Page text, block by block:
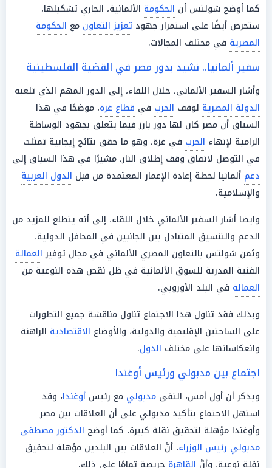
كما أوضح شولتس أن الحكومة الألمانية، الجاري تشكيلها،
ستحرص أيضًا على استمرار جهود تعزيز التعاون مع الحكومة
المصرية في مختلف المجالات.
سفير ألمانيا.. نشيد بدور مصر في القضية الفلسطينية
وأشار السفير الألماني، خلال اللقاء، إلى الدور المهم الذي تلعبه
الدولة المصرية لوقف الحرب في قطاع غزة، موضحًا في هذا
السياق أن مصر كان لها دور بارز فيما يتعلق بجهود الوساطة
الرامية لإنهاء الحرب في غزة، وهو ما حقق نتائج إيجابية تمثلت
في التوصل لاتفاق وقف إطلاق النار، مشيرًا في هذا السياق إلى
دعم ألمانيا لخطة إعادة الإعمار المعتمدة من قبل الدول العربية
والإسلامية.
وايضا أشار السفير الألماني خلال اللقاء، إلى أنه يتطلع للمزيد من
الدعم والتنسيق المتبادل بين الجانبين في المحافل الدولية،
وثمن شولتس بالتعاون المصري الألماني في مجال توفيرالعمالة
الفنية المدربة للسوق الألمانية في ظل نقص هذه النوعية من
العمالة في البلد الأوروبي.
وبذلك فقد تناول هذا الاجتماع تناول مناقشة جميع التطورات
على الساحتين الإقليمية والدولية، والأوضاع الاقتصادية الراهنة
وانعكاساتها على مختلف الدول.
اجتماع بين مدبولي ورئيس أوغندا
ويذكر أن أول أمس، التقى مدبولي مع رئيس أوغندا، وقد
استهل الاجتماع بتأكيد مدبولي على أن العلاقات بين مصر
وأوغندا مؤهلة لتحقيق نقلة كبيرة، كما أوضح الدكتور مصطفى
مدبولي رئيس الوزراء، أنَّ العلاقات بين البلدين مؤهلة لتحقيق